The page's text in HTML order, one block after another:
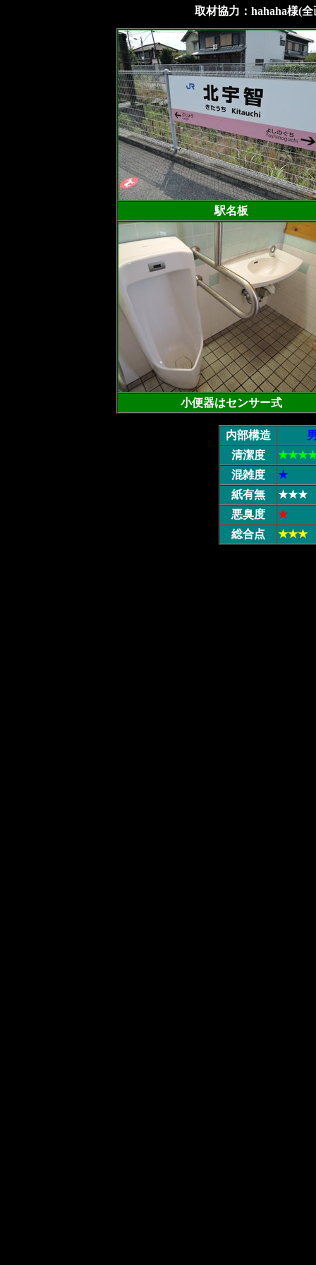
取材協力：hahaha様(
駅名板
小便器はセンサー式
内部構造
清潔度
混雑度
★
紙有無
★★★
悪臭度
★
総合点
★★★